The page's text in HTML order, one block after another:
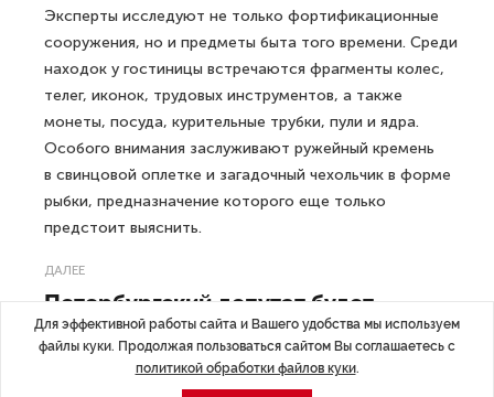
Эксперты исследуют не только фортификационные
сооружения, но и предметы быта того времени. Среди
находок у гостиницы встречаются фрагменты колес,
телег, иконок, трудовых инструментов, а также
монеты, посуда, курительные трубки, пули и ядра.
Особого внимания заслуживают ружейный кремень
в свинцовой оплетке и загадочный чехольчик в форме
рыбки, предназначение которого еще только
предстоит выяснить.
ДАЛЕЕ
Петербургский депутат будет
бороться за «туалетную
справедливость» в России
Для эффективной работы сайта и Вашего удобства мы используем
файлы куки. Продолжая пользоваться сайтом Вы соглашаетесь с
политикой обработки файлов куки.